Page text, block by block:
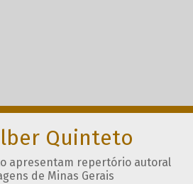
Quinteto
apresentam repertório autoral
de Minas Gerais